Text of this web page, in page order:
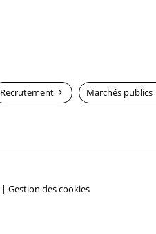
Recrutement Marchés publics
| Gestion des cookies